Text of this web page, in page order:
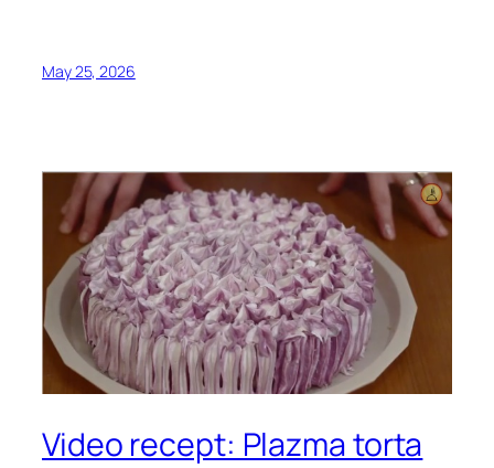
May 25, 2026
Video recept: Plazma torta